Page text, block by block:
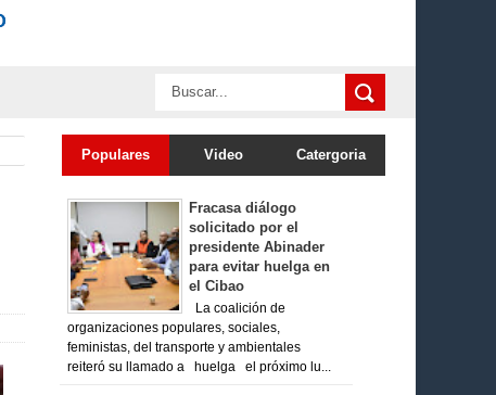
Populares Video Catergoria
Fracasa diálogo
solicitado por el
presidente Abinader
para evitar huelga en
el Cibao
La coalición de
organizaciones populares, sociales,
feministas, del transporte y ambientales
reiteró su llamado a huelga el próximo lu...